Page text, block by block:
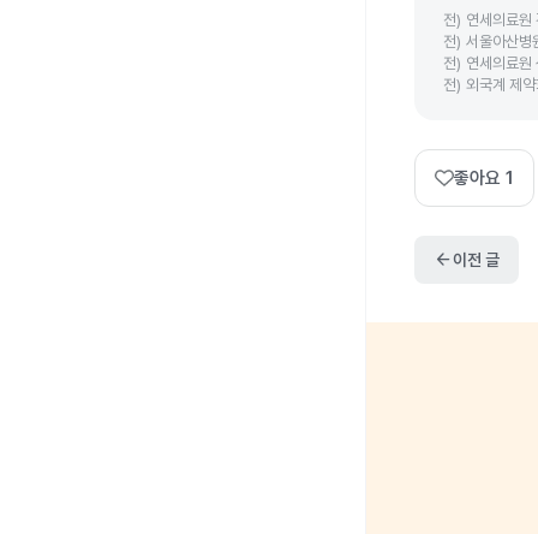
전) 연세의료원
전) 서울아산병
전) 연세의료원
전) 외국계 제
좋아요 1
arrow_back이전 글